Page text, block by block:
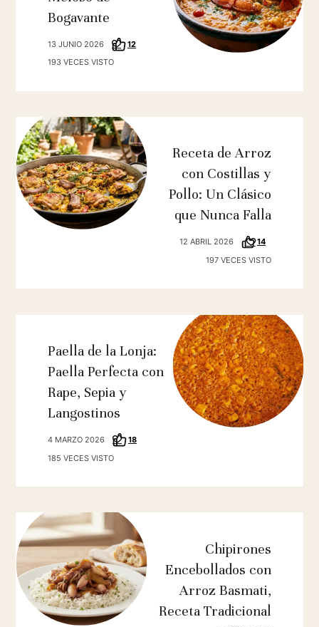
Bogavante
13 JUNIO 2026
12
193 VECES VISTO
Receta de Arroz
con Costillas y
Pollo: Un Clásico
que Nunca Falla
12 ABRIL 2026
14
197 VECES VISTO
Paella de la Lonja:
Paella Perfecta con
Rape, Sepia y
Langostinos
4 MARZO 2026
18
185 VECES VISTO
Chipirones
Encebollados con
Arroz Basmati,
Receta Tradicional